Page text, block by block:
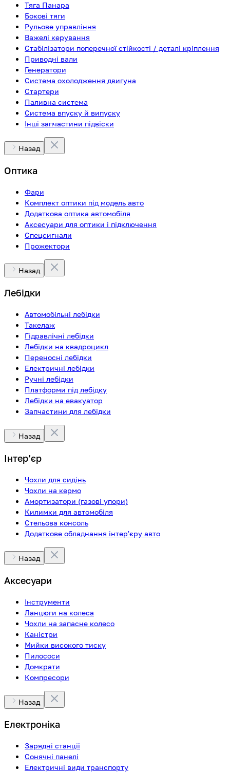
Тяга Панара
Бокові тяги
Рульове управління
Важелі керування
Стабілізатори поперечної стійкості / деталі кріплення
Приводні вали
Генератори
Система охолодження двигуна
Стартери
Паливна система
Система впуску й випуску
Інші запчастини підвіски
Назад
Оптика
Фари
Комплект оптики під модель авто
Додаткова оптика автомобіля
Аксесуари для оптики і підключення
Спецсигнали
Прожектори
Назад
Лебідки
Автомобільні лебідки
Такелаж
Гідравлічні лебідки
Лебідки на квадроцикл
Переносні лебідки
Електричні лебідки
Ручні лебідки
Платформи під лебідку
Лебідки на евакуатор
Запчастини для лебідки
Назад
Інтерʼєр
Чохли для сидінь
Чохли на кермо
Амортизатори (газові упори)
Килимки для автомобіля
Стельова консоль
Додаткове обладнання інтер'єру авто
Назад
Аксесуари
Інструменти
Ланцюги на колеса
Чохли на запасне колесо
Каністри
Мийки високого тиску
Пилососи
Домкрати
Компресори
Назад
Електроніка
Зарядні станції
Сонячні панелі
Електричні види транспорту